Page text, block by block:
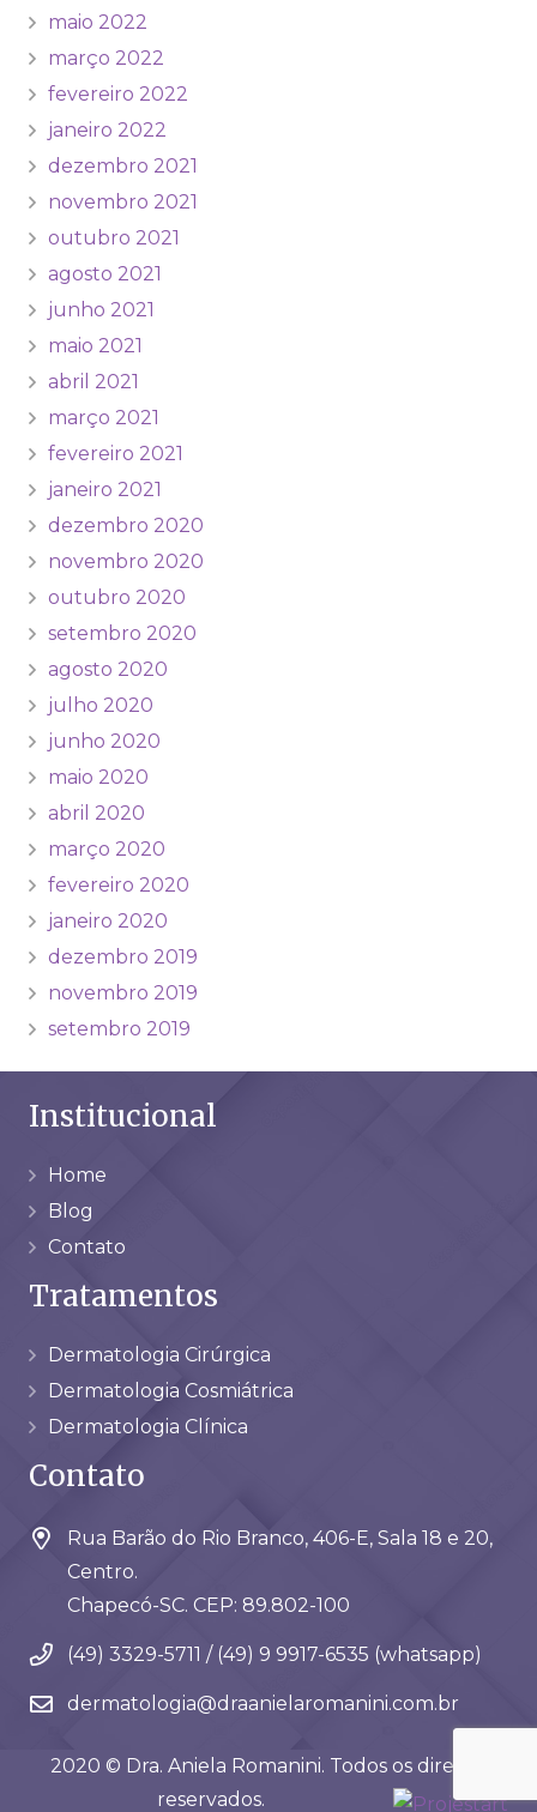
maio 2022
março 2022
fevereiro 2022
janeiro 2022
dezembro 2021
novembro 2021
outubro 2021
agosto 2021
junho 2021
maio 2021
abril 2021
março 2021
fevereiro 2021
janeiro 2021
dezembro 2020
novembro 2020
outubro 2020
setembro 2020
agosto 2020
julho 2020
junho 2020
maio 2020
abril 2020
março 2020
fevereiro 2020
janeiro 2020
dezembro 2019
novembro 2019
setembro 2019
Institucional
Home
Blog
Contato
Tratamentos
Dermatologia Cirúrgica
Dermatologia Cosmiátrica
Dermatologia Clínica
Contato
Rua Barão do Rio Branco, 406-E, Sala 18 e 20,
Centro.
Chapecó-SC. CEP: 89.802-100
(49) 3329-5711 / (49) 9 9917-6535 (whatsapp)
dermatologia@draanielaromanini.com.br
2020 © Dra. Aniela Romanini. Todos os direitos
reservados.